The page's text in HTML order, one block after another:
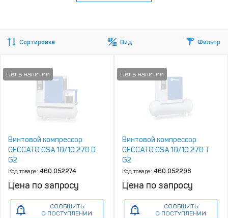
Сортировка Вид Фильтр
Винтовой компрессор
CECCATO CSA 10/10 270 D
G2
Код товара: 460.052274
Цена по запросу
СООБЩИТЬ
О ПОСТУПЛЕНИИ
Винтовой компрессор
CECCATO CSA 10/10 270 T
G2
Код товара: 460.052296
Цена по запросу
СООБЩИТЬ
О ПОСТУПЛЕНИИ